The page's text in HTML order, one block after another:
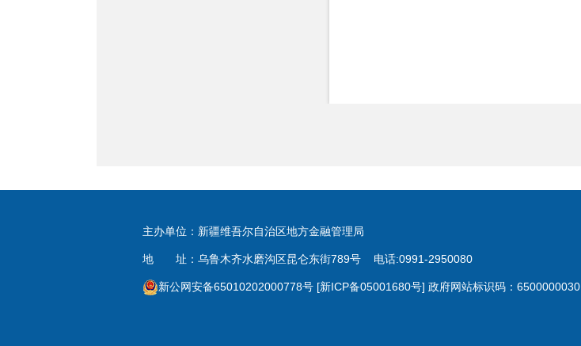
主办单位：新疆维吾尔自治区地方金融管理局
地 址：乌鲁木齐水磨沟区昆仑东街789号 电话:0991-2950080
新公网安备65010202000778号 [新ICP备05001680号] 政府网站标识码：6500000030